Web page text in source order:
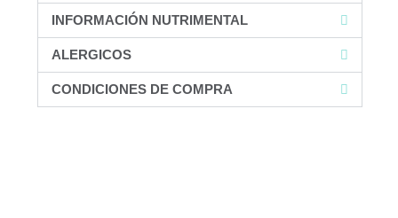
INFORMACIÓN NUTRIMENTAL
ALERGICOS
CONDICIONES DE COMPRA